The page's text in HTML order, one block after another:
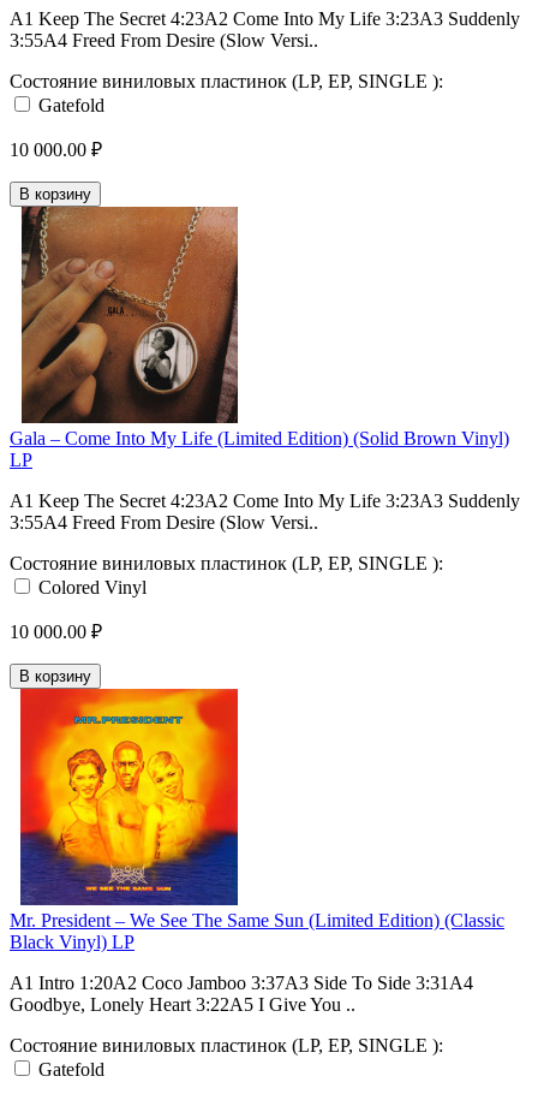
A1 Keep The Secret 4:23A2 Come Into My Life 3:23A3 Suddenly
3:55A4 Freed From Desire (Slow Versi..
Состояние виниловых пластинок (LP, EP, SINGLE ):
Gatefold
10 000.00 ₽
В корзину
Gala – Come Into My Life (Limited Edition) (Solid Brown Vinyl)
LP
A1 Keep The Secret 4:23A2 Come Into My Life 3:23A3 Suddenly
3:55A4 Freed From Desire (Slow Versi..
Состояние виниловых пластинок (LP, EP, SINGLE ):
Colored Vinyl
10 000.00 ₽
В корзину
Mr. President – We See The Same Sun (Limited Edition) (Classic
Black Vinyl) LP
A1 Intro 1:20A2 Coco Jamboo 3:37A3 Side To Side 3:31A4
Goodbye, Lonely Heart 3:22A5 I Give You ..
Состояние виниловых пластинок (LP, EP, SINGLE ):
Gatefold